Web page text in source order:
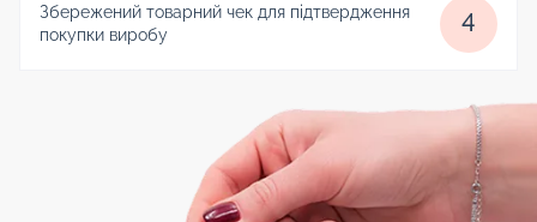
Збережений товарний чек для підтвердження
покупки виробу
4